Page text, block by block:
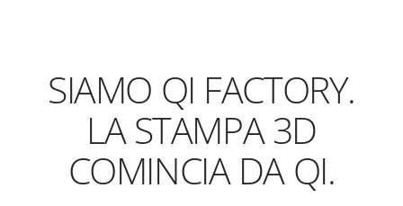
SIAMO QI FACTORY.
LA STAMPA 3D
COMINCIA DA QI.